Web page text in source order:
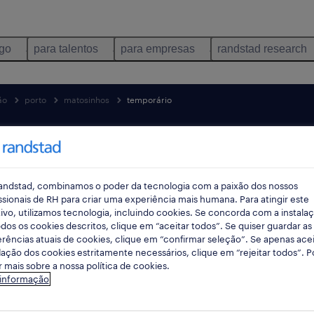
para talentos para empresas randstad research
porto matosinhos temporário
e distribuição empregos
combinamos o poder da tecnologia com a paixão dos nossos
de RH para criar uma experiência mais humana. Para atingir este
utilizamos tecnologia, incluindo cookies. Se concorda com a
os cookies descritos, clique em “aceitar todos”. Se quiser guardar as
atuais de cookies, clique em “confirmar seleção”. Se apenas
dos cookies estritamente necessários, clique em “rejeitar todos”.
mais sobre a nossa política de cookies.